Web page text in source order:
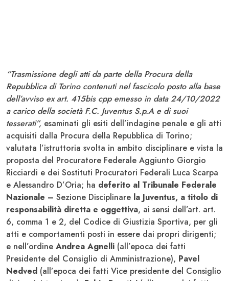
“Trasmissione degli atti da parte della Procura della
Repubblica di Torino contenuti nel fascicolo posto alla base
dell’avviso ex art. 415bis cpp emesso in data 24/10/2022
a carico della società F.C. Juventus S.p.A e di suoi
tesserati”, esaminati gli esiti dell’indagine penale e gli atti
acquisiti dalla Procura della Repubblica di Torino;
valutata l’istruttoria svolta in ambito disciplinare e vista la
proposta del Procuratore Federale Aggiunto Giorgio
Ricciardi e dei Sostituti Procuratori Federali Luca Scarpa
e Alessandro D’Oria; ha deferito al Tribunale Federale
Nazionale – Sezione Disciplinare la Juventus, a titolo di
responsabilità diretta e oggettiva, ai sensi dell’art. art.
6, comma 1 e 2, del Codice di Giustizia Sportiva, per gli
atti e comportamenti posti in essere dai propri dirigenti;
e nell’ordine Andrea Agnelli (all’epoca dei fatti
Presidente del Consiglio di Amministrazione), Pavel
Nedved (all’epoca dei fatti Vice presidente del Consiglio